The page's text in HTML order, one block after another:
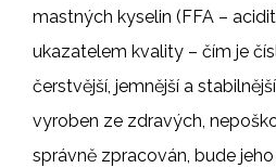
mastných kyselin (FFA –
ukazatelem kvality – čím je
čerstvější, jemnější a
vyroben ze zdravých,
správně zpracován, bude